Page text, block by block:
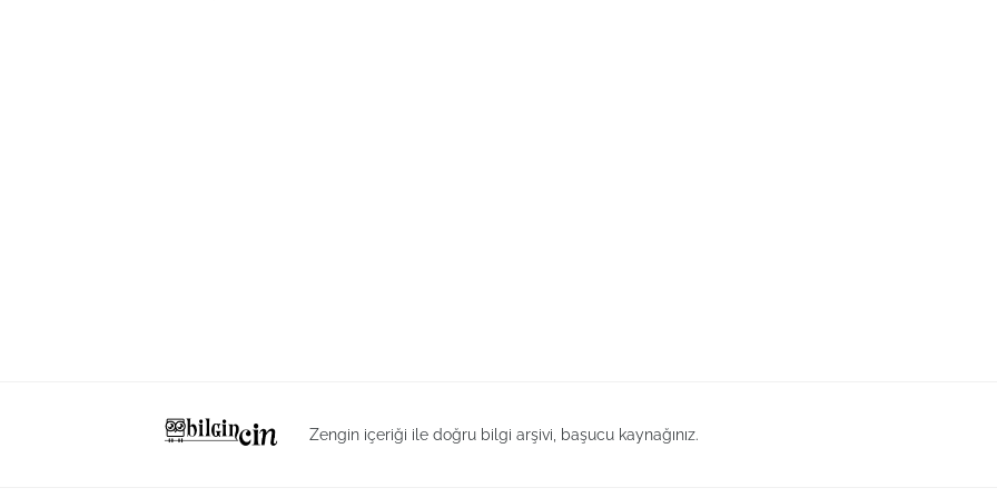
Zengin içeriği ile doğru bilgi arşivi, başucu kaynağınız.